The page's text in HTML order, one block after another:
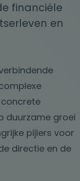
financiële
en
duurzame groei
pijlers voor
directie en de